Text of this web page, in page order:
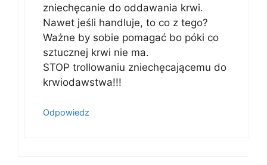
zniechęcanie do oddawania krwi.
Nawet jeśli handluje, to co z tego?
Ważne by sobie pomagać bo póki co
sztucznej krwi nie ma.
STOP trollowaniu zniechęcającemu do
krwiodawstwa!!!
Odpowiedz